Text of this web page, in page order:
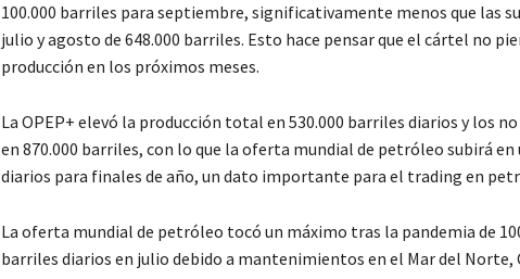
100.000 barriles para septiembre, significativamente menos que las
julio y agosto de 648.000 barriles. Esto hace pensar que el cártel no
producción en los próximos meses.
La OPEP+ elevó la producción total en 530.000 barriles diarios y los
en 870.000 barriles, con lo que la oferta mundial de petróleo subirá
diarios para finales de año, un dato importante para el trading en
La oferta mundial de petróleo tocó un máximo tras la pandemia de
barriles diarios en julio debido a mantenimientos en el Mar del Norte,